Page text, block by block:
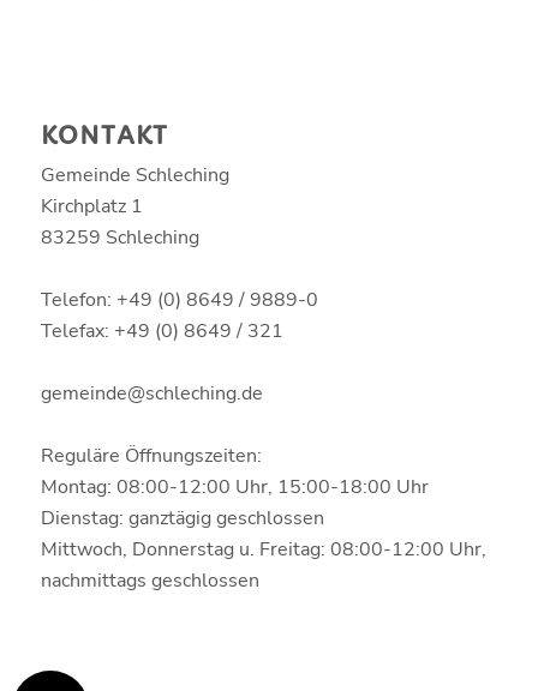
KONTAKT
Gemeinde Schleching
Kirchplatz 1
83259 Schleching
Telefon: +49 (0) 8649 / 9889-0
Telefax: +49 (0) 8649 / 321
gemeinde@schleching.de
Reguläre Öffnungszeiten:
Montag: 08:00-12:00 Uhr, 15:00-18:00 Uhr
Dienstag: ganztägig geschlossen
Mittwoch, Donnerstag u. Freitag: 08:00-12:00 Uhr,
nachmittags geschlossen